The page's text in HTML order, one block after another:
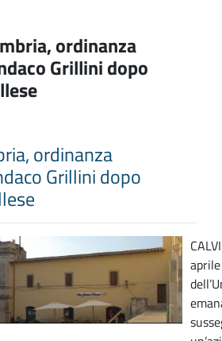
ordinanza
Grillini dopo
ordinanza
Grillini dopo